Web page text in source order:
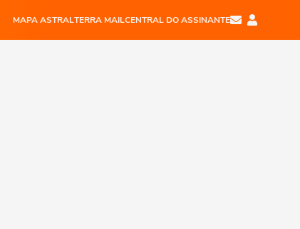
MAPA ASTRALTERRA MAILCENTRAL DO ASSINANTE